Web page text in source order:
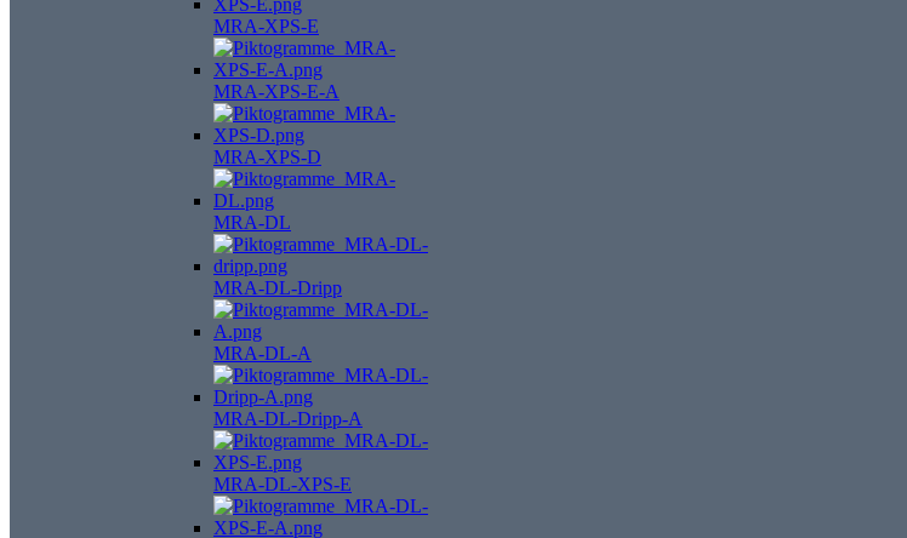
MRA-XPS-E
MRA-XPS-E-A
MRA-XPS-D
MRA-DL
MRA-DL-Dripp
MRA-DL-A
MRA-DL-Dripp-A
MRA-DL-XPS-E